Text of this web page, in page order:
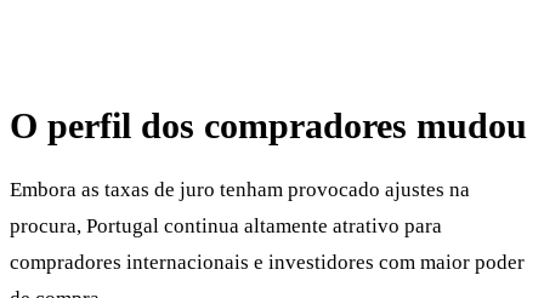
O perfil dos compradores mudou
Embora as taxas de juro tenham provocado ajustes na
procura, Portugal continua altamente atrativo para
compradores internacionais e investidores com maior poder